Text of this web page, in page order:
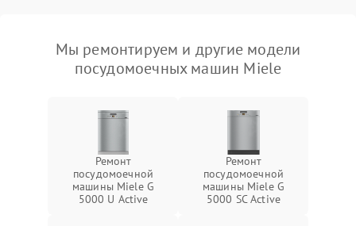
Мы ремонтируем и другие модели
посудомоечных машин Miele
Ремонт
посудомоечной
машины Miele G
5000 U Active
Ремонт
посудомоечной
машины Miele G
5000 SC Active